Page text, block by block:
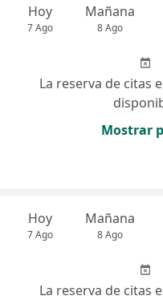
Hoy
7 Ago
Mañana
8 Ago
La reserva de citas
Mostrar
Hoy
7 Ago
Mañana
8 Ago
La reserva de citas